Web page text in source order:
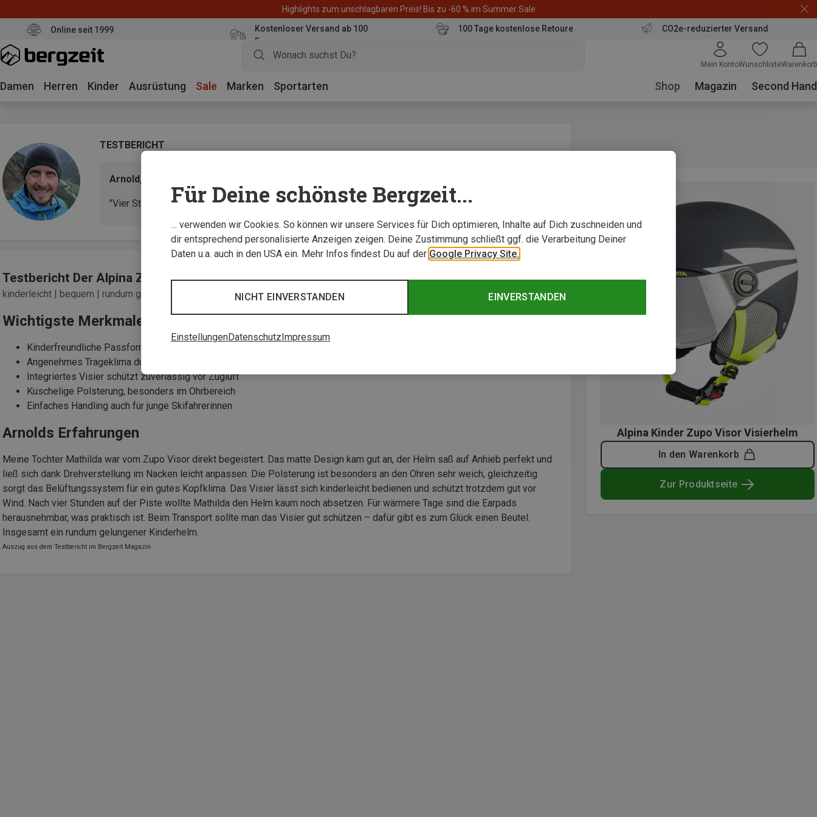
Highlights zum unschlagbaren Preis! Bis zu -60 % im Summer Sale
Online seit 1999
Kostenloser Versand ab 100
Euro
100 Tage kostenlose Retoure CO2e-reduzierter Versand
Mein KontoWunschlisteWarenkorb
Damen Herren Kinder Ausrüstung Sale Marken Sportarten Shop Magazin Second Hand
TESTBERICHT
Arnold, Bergsportler & Familienvater
"Vier Stunden auf der Piste – und sie wollte ihn kaum absetzen"
Testbericht Der Alpina Zupo Visor Kinder Visorhelm
kinderleicht | bequem | rundum geschützt
Wichtigste Merkmale
Kinderfreundliche Passform mit einfachem Verschlusssystem
Angenehmes Trageklima durch effektive Belüftung
Integriertes Visier schützt zuverlässig vor Zugluft
Kuschelige Polsterung, besonders im Ohrbereich
Einfaches Handling auch für junge Skifahrerinnen
Arnolds Erfahrungen
Meine Tochter Mathilda war vom Zupo Visor direkt begeistert. Das matte Design kam gut an, der Helm saß auf Anhieb perfekt und
ließ sich dank Drehverstellung im Nacken leicht anpassen. Die Polsterung ist besonders an den Ohren sehr weich, gleichzeitig
sorgt das Belüftungssystem für ein gutes Kopfklima. Das Visier lässt sich kinderleicht bedienen und schützt trotzdem gut vor
Wind. Nach vier Stunden auf der Piste wollte Mathilda den Helm kaum noch absetzen. Für wärmere Tage sind die Earpads
herausnehmbar, was praktisch ist. Beim Transport sollte man das Visier gut schützen – dafür gibt es zum Glück einen Beutel.
Insgesamt ein rundum gelungener Kinderhelm.
Auszug aus dem Testbericht im Bergzeit Magazin
Alpina Kinder Zupo Visor Visierhelm
In den Warenkorb
Zur Produktseite
Für Deine schönste Bergzeit...
… verwenden wir Cookies. So können wir unsere Services für Dich optimieren, Inhalte auf Dich zuschneiden und
dir entsprechend personalisierte Anzeigen zeigen. Deine Zustimmung schließt ggf. die Verarbeitung Deiner
Daten u.a. auch in den USA ein. Mehr Infos findest Du auf der Google Privacy Site.
EINVERSTANDEN
NICHT EINVERSTANDEN
EinstellungenDatenschutz Impressum